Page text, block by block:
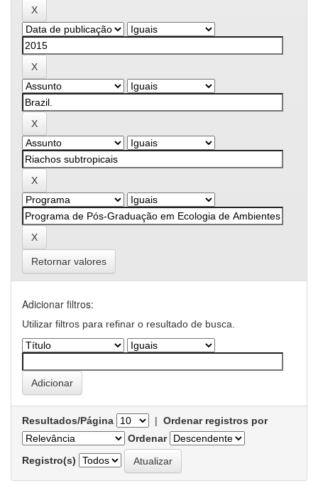
Retornar valores
Adicionar filtros:
Utilizar filtros para refinar o resultado de busca.
Resultados/Página | Ordenar registros por
Ordenar
Registro(s)